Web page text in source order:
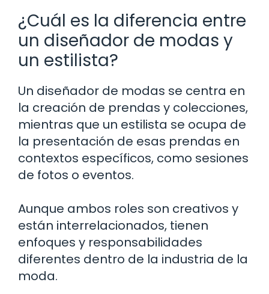
¿Cuál es la diferencia entre
un diseñador de modas y
un estilista?
Un diseñador de modas se centra en
la creación de prendas y colecciones,
mientras que un estilista se ocupa de
la presentación de esas prendas en
contextos específicos, como sesiones
de fotos o eventos.
Aunque ambos roles son creativos y
están interrelacionados, tienen
enfoques y responsabilidades
diferentes dentro de la industria de la
moda.